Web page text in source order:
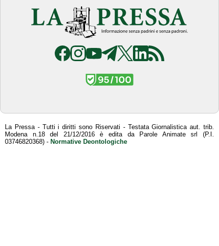
La Pressa - Tutti i diritti sono Riservati - Testata Giornalistica aut. trib.
Modena n.18 del 21/12/2016 è edita da Parole Animate srl (P.I.
03746820368) - Normative Deontologiche